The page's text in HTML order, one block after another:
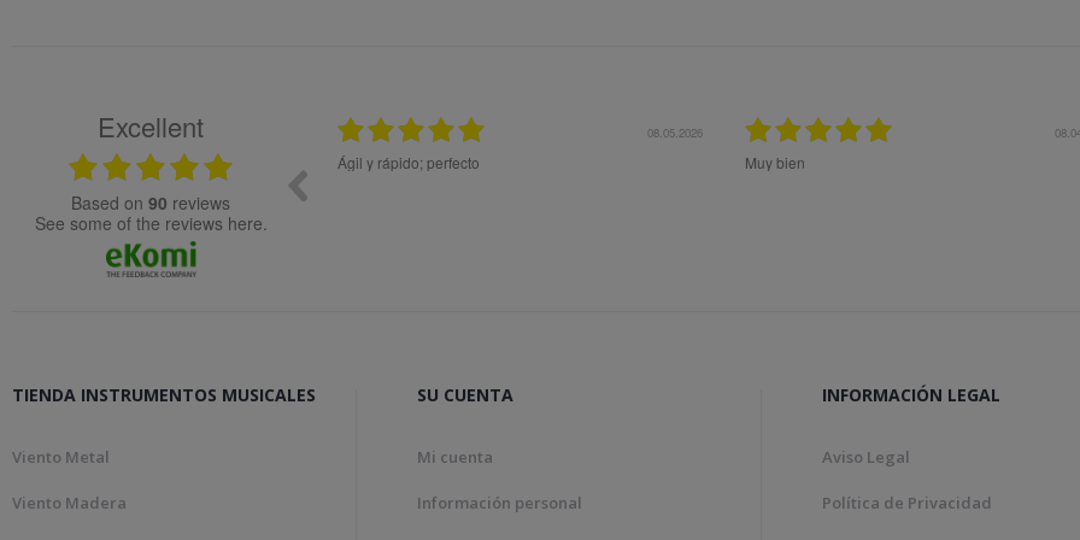
Excellent
based on 90 reviews
see some of the reviews here.
molta rapidesa en la gestió de la comanda.
27.10.2025
Todo ok
Me aconsejaron muy bien previo a la compra para
TIENDA INSTRUMENTOS MUSICALES
Viento Metal
Viento Madera
SU CUENTA
Mi cuenta
Información personal
INFORMACIÓN LEGAL
Aviso Legal
Política de Privacidad